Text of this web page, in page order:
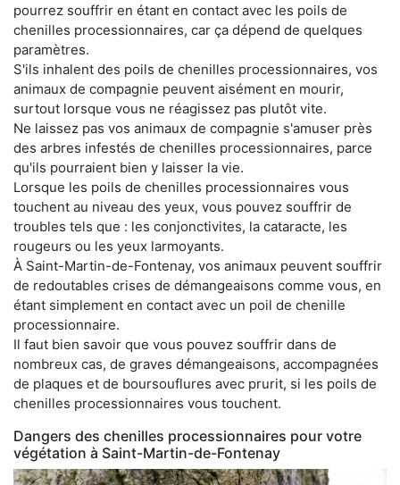
pourrez souffrir en étant en contact avec les poils de
chenilles processionnaires, car ça dépend de quelques
paramètres.
S'ils inhalent des poils de chenilles processionnaires, vos
animaux de compagnie peuvent aisément en mourir,
surtout lorsque vous ne réagissez pas plutôt vite.
Ne laissez pas vos animaux de compagnie s'amuser près
des arbres infestés de chenilles processionnaires, parce
qu'ils pourraient bien y laisser la vie.
Lorsque les poils de chenilles processionnaires vous
touchent au niveau des yeux, vous pouvez souffrir de
troubles tels que : les conjonctivites, la cataracte, les
rougeurs ou les yeux larmoyants.
À Saint-Martin-de-Fontenay, vos animaux peuvent souffrir
de redoutables crises de démangeaisons comme vous, en
étant simplement en contact avec un poil de chenille
processionnaire.
Il faut bien savoir que vous pouvez souffrir dans de
nombreux cas, de graves démangeaisons, accompagnées
de plaques et de boursouflures avec prurit, si les poils de
chenilles processionnaires vous touchent.
Dangers des chenilles processionnaires pour votre
végétation à Saint-Martin-de-Fontenay